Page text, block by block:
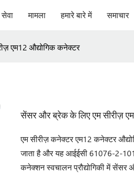
मामला हमारे बारे में समाचार
एम12 औद्योगिक कनेक्टर
सेंसर और ब्रेक के लिए एम सीरीज़
एम सीरीज़ कनेक्टर एम12 कनेक्टर
जाता है और यह आईईसी 61076-2-
कनेक्शन स्वचालन प्रौद्योगिकी में